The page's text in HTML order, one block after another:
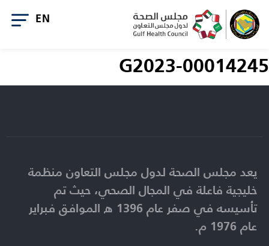
G2023-00014245
يعد مجلس الصحة لدول مجلس التعاون منظمة
خليجية فاعلة في المجال الصحي، حيث تم
تأسيسه في صفر عام 1396 ه الموافق فبراير
عام 1976 م.